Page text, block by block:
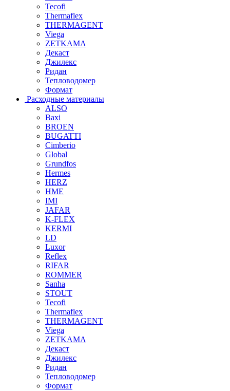
Tecofi
Thermaflex
THERMAGENT
Viega
ZETKAMA
Декаст
Джилекс
Ридан
Тепловодомер
Формат
Расходные материалы
ALSO
Baxi
BROEN
BUGATTI
Cimberio
Global
Grundfos
Hermes
HERZ
HME
IMI
JAFAR
K-FLEX
KERMI
LD
Luxor
Reflex
RIFAR
ROMMER
Sanha
STOUT
Tecofi
Thermaflex
THERMAGENT
Viega
ZETKAMA
Декаст
Джилекс
Ридан
Тепловодомер
Формат